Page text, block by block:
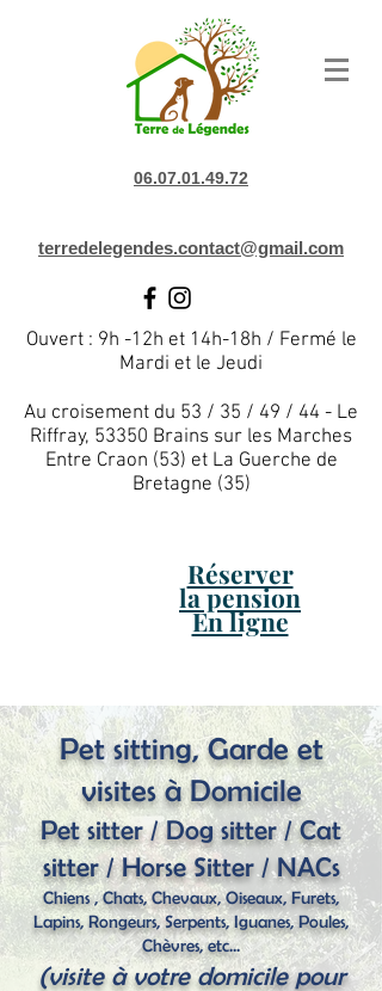
06.07.01.49.72
terredelegendes.contact@gmail.com
Ouvert : 9h -12h et 14h-18h / Fermé le
Mardi et le Jeudi
Au croisement du 53 / 35 / 49 / 44 - Le
Riffray, 53350 Brains sur les Marches
Entre Craon (53) et La Guerche de
Bretagne (35)
Réserver
la pension
En ligne
Pet sitting, Garde et
visites à Domicile
Pet sitter / Dog sitter / Cat
sitter / Horse Sitter / NACs
Chiens , Chats, Chevaux, Oiseaux, Furets,
Lapins, Rongeurs, Serpents, Iguanes, Poules,
Chèvres, etc...
(visite à votre domicile pour